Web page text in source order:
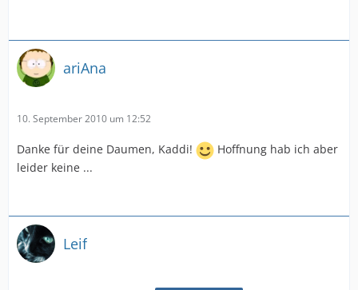
ariAna
10. September 2010 um 12:52
Danke für deine Daumen, Kaddi!
Hoffnung hab ich aber
leider keine ...
Leif